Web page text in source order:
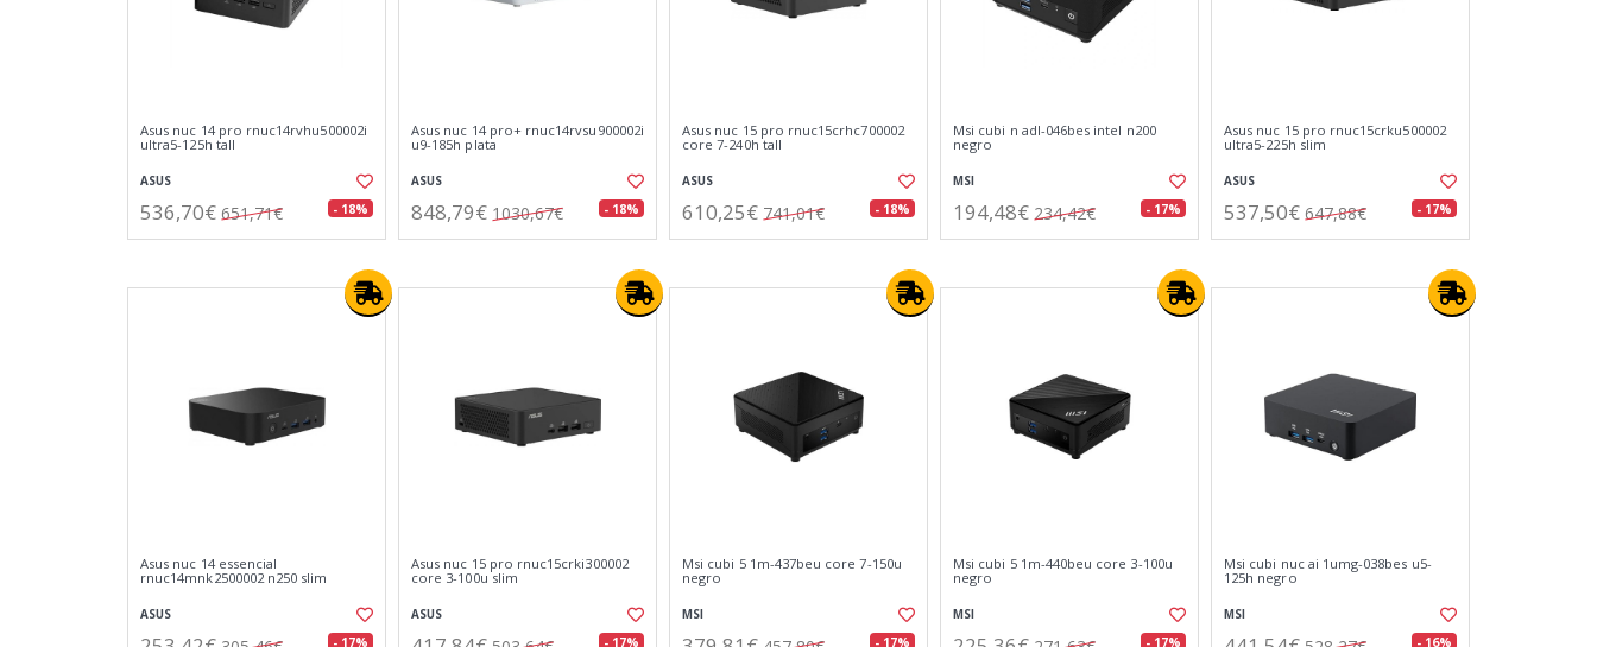
Asus nuc 14 pro rnuc14rvhu500002i
ultra5-125h tall
ASUS
536,70€ 651,71€ - 18%
Asus nuc 14 pro+ rnuc14rvsu900002i
u9-185h plata
ASUS
848,79€ 1030,67€ - 18%
Asus nuc 15 pro rnuc15crhc700002
core 7-240h tall
ASUS
610,25€ 741,01€ - 18%
Msi cubi n adl-046bes intel n200
negro
MSI
194,48€ 234,42€ - 17%
Asus nuc 15 pro rnuc15crku500002
ultra5-225h slim
ASUS
537,50€ 647,88€ - 17%
Asus nuc 14 essencial
rnuc14mnk2500002 n250 slim
ASUS
- 17%
Asus nuc 15 pro rnuc15crki300002
core 3-100u slim
ASUS
- 17%
Msi cubi 5 1m-437beu core 7-150u
negro
MSI
- 17%
Msi cubi 5 1m-440beu core 3-100u
negro
MSI
- 17%
Msi cubi nuc ai 1umg-038bes u5-
125h negro
MSI
- 16%